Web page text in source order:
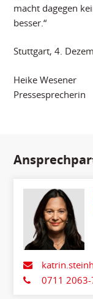
macht dagegen
besser.“
Stuttgart, 4.
Heike Wesener
Pressesprecherin
0711